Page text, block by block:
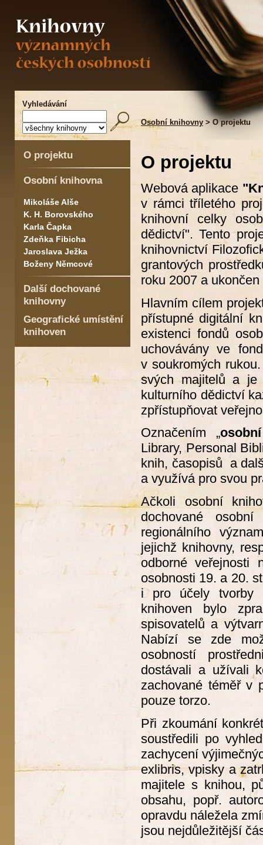
Vyhledávání
Osobní knihovny > O projektu
O projektu
Osobní knihovna
Mikoláše Alše
K. H. Borovského
Karla Čapka
Zdeňka Fibicha
Jaroslava Ježka
Boženy Němcové
Další dochované
knihovny
Geografické umístění
knihoven
O projektu
Webová aplikace
v rámci tříletého
knihovní celky
dědictví". Tento
knihovnictví
grantových
roku 2007 a
Hlavním cílem
přístupné digitální
existenci fondů
uchovávány ve
v soukromých
svých majitelů a je
kulturního dědictví
zpřístupňovat
Označením „
Library, Personal
knih, časopisů a
a využívá pro svou
Ačkoli osobní
dochované
regionálního
jejichž knihovny,
odborné veřejnosti
osobnosti 19. a 20.
i pro účely tvorby
knihoven bylo
spisovatelů a
Nabízí se zde
osobností
dostávali a užívali
zachované téměř v
pouze torzo.
Při zkoumání
soustředili po
zachycení
exlibris, vpisky a
majitele s knihou,
obsahu, popř.
opravdu náležela
jsou nejdůležitější